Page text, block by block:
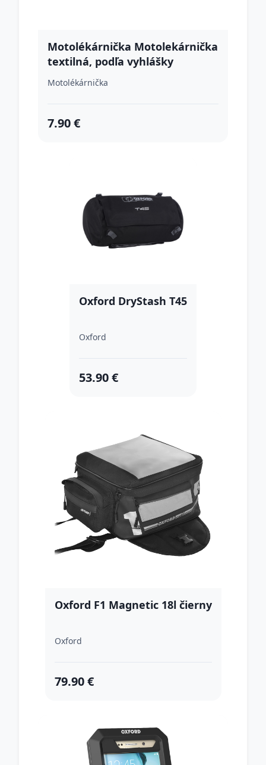
Motolékárnička Motolekárnička
textilná, podľa vyhlášky
134/2018 Z.z.
Motolékárnička
7.90 €
Oxford DryStash T45
Oxford
53.90 €
Oxford F1 Magnetic 18l čierny
Oxford
79.90 €